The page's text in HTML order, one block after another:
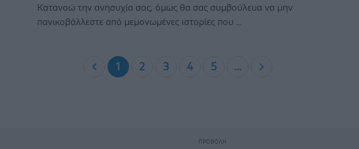
Κατανοώ την ανησυχία σας, όμως θα σας συμβούλευα να μην
πανικοβάλλεστε από μεμονωμένες ιστορίες που ...
1 2 3 4 5 ...